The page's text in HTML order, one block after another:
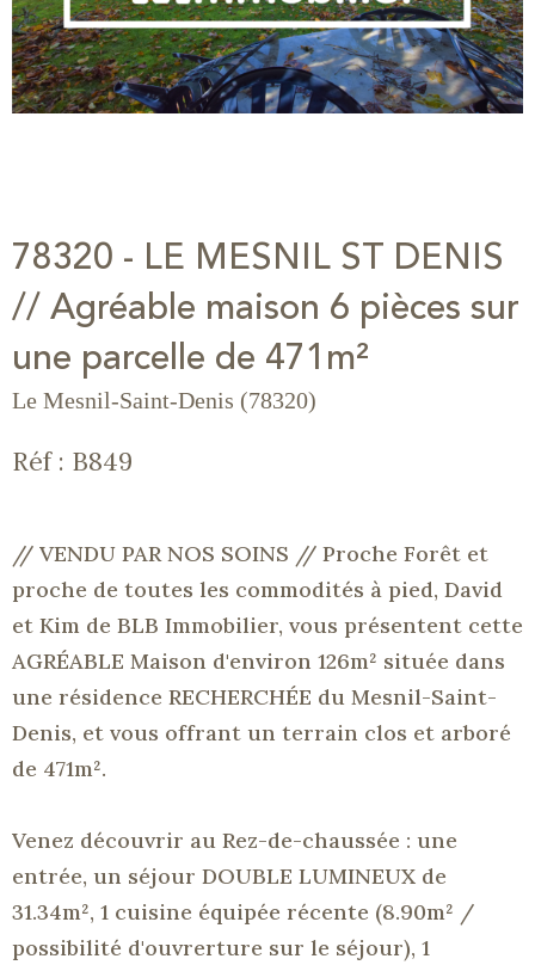
78320 - LE MESNIL ST DENIS
// Agréable maison 6 pièces sur
une parcelle de 471m²
Le Mesnil-Saint-Denis (78320)
Réf : B849
// VENDU PAR NOS SOINS // Proche Forêt et
proche de toutes les commodités à pied, David
et Kim de BLB Immobilier, vous présentent cette
AGRÉABLE Maison d'environ 126m² située dans
une résidence RECHERCHÉE du Mesnil-Saint-
Denis, et vous offrant un terrain clos et arboré
de 471m².
Venez découvrir au Rez-de-chaussée : une
entrée, un séjour DOUBLE LUMINEUX de
31.34m², 1 cuisine équipée récente (8.90m² /
possibilité d'ouvrerture sur le séjour), 1